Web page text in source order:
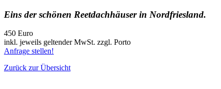
Eins der schönen Reetdachhäuser in Nordfriesland.
450 Euro
inkl. jeweils geltender MwSt. zzgl. Porto
Anfrage stellen!
Zurück zur Übersicht